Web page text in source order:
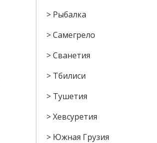
Рыбалка
Самегрело
Сванетия
Тбилиси
Тушетия
Хевсуретия
Южная Грузия